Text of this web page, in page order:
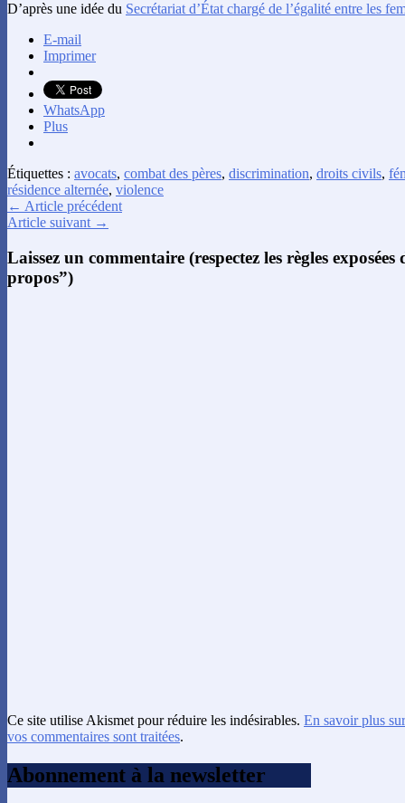
D’après une idée du Secrétariat d’État chargé de l’égalité entre les
E-mail
Imprimer
WhatsApp
Plus
Étiquettes : avocats, combat des pères, discrimination, droits civils,
résidence alternée, violence
← Article précédent
Article suivant →
Laissez un commentaire (respectez les règles
propos”)
Ce site utilise Akismet pour réduire les indésirables. En savoir plus
vos commentaires sont traitées.
Abonnement à la newsletter